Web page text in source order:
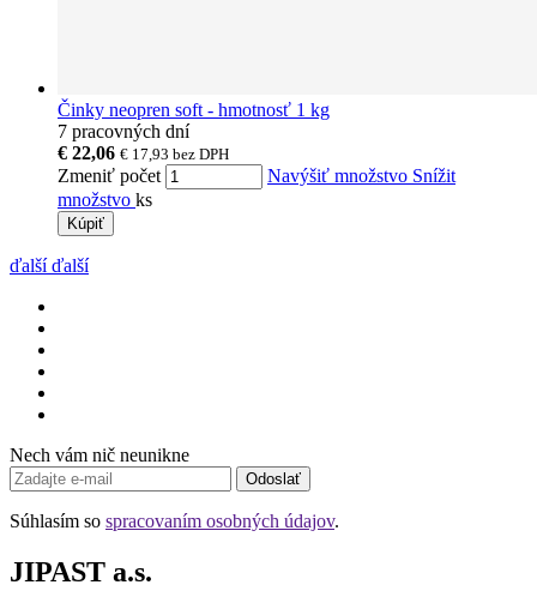
Činky neopren soft - hmotnosť 1 kg
7 pracovných dní
€ 22,06 € 17,93 bez DPH
Zmeniť počet Navýšiť množstvo Snížit
množstvo ks
Kúpiť
ďalší ďalší
Nech vám nič neunikne
Odoslať
Súhlasím so spracovaním osobných údajov.
JIPAST a.s.